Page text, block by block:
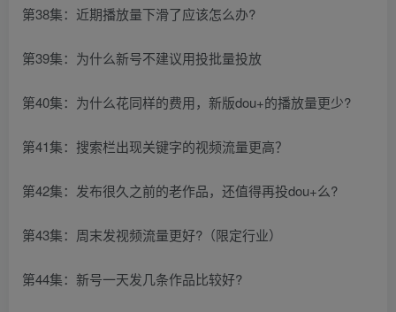
第38集：近期播放量下滑了应该怎么办?
第39集：为什么新号不建议用投批量投放
第40集：为什么花同样的费用，新版dou+的播放量更少?
第41集：搜索栏出现关键字的视频流量更高？
第42集：发布很久之前的老作品，还值得再投dou+么?
第43集：周末发视频流量更好?（限定行业）
第44集：新号一天发几条作品比较好?